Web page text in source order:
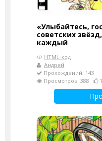
«Улыбайтесь,
советских
каждый
HTML-код
Андрей
Прохождений: 143
Просмотров: 388
1